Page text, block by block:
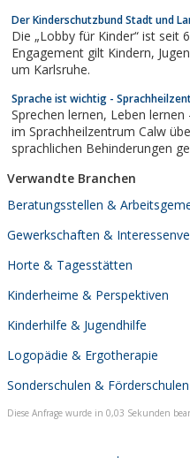
Der Kinderschutzbund Stadt und
Die „Lobby für Kinder“ ist seit
Engagement gilt Kindern, Jugendlichen und deren Familien in und
um Karlsruhe.
Sprache ist wichtig -
Sprechen lernen, Leben lernen - das ist der Leitgedanke, mit dem
im Sprachheilzentrum Calw
sprachlichen Behinderungen
Verwandte Branchen
Beratungsstellen &
Gewerkschaften &
Horte & Tagesstätten
Kinderheime & Perspektiven
Kinderhilfe & Jugendhilfe
Logopädie & Ergotherapie
Sonderschulen & Förderschulen
Diese Anfrage wurde in 0,03 Sekunden